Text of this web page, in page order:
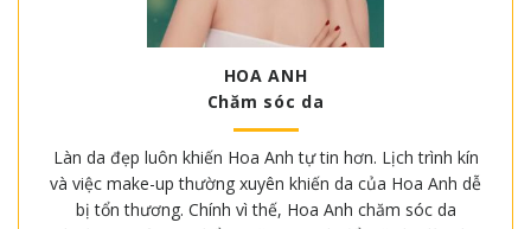
HOA ANH
Chăm sóc da
Làn da đẹp luôn khiến Hoa Anh tự tin hơn. Lịch trình kín
và việc make-up thường xuyên khiến da của Hoa Anh dễ
bị tổn thương. Chính vì thế, Hoa Anh chăm sóc da